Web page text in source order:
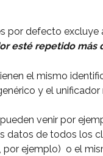
por defecto
esté repetido más
el mismo
y el unificador
venir por
datos de todos los
, por ejemplo)  o el